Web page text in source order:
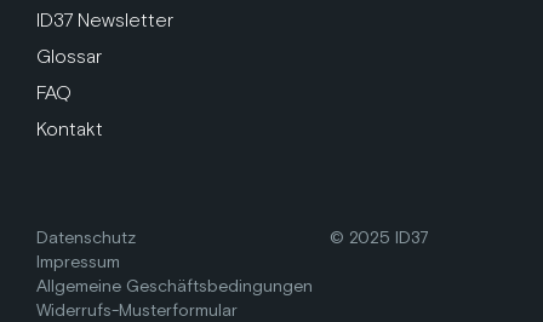
ID37 Newsletter
Glossar
FAQ
Kontakt
Datenschutz
Impressum
Allgemeine Geschäftsbedingungen
Widerrufs-Musterformular
© 2025 ID37